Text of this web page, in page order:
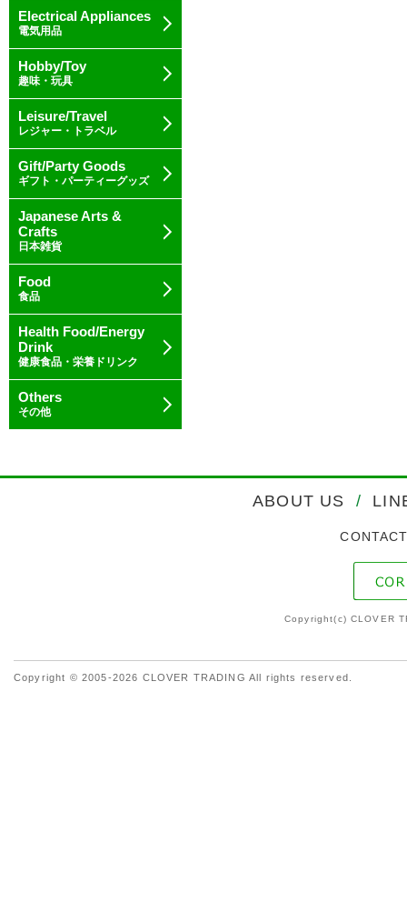
Electrical Appliances
電気用品
Hobby/Toy
趣味・玩具
Leisure/Travel
レジャー・トラベル
Gift/Party Goods
ギフト・パーティーグッズ
Japanese Arts &
Crafts
日本雑貨
Food
食品
Health Food/Energy
Drink
健康食品・栄養ドリンク
Others
その他
ABOUT US /
Copyright(c) CLOVER
Copyright © 2005-2026 CLOVER TRADING All rights reserved.